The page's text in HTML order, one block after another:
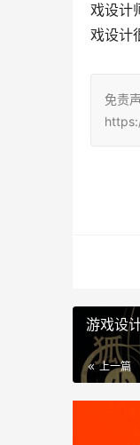
戏设计
戏设计
免责
游戏设
上一篇